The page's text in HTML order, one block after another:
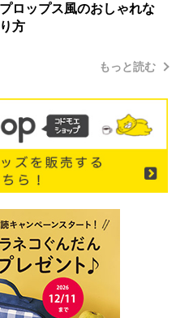
ロップス風のおしゃれな
方
もっと読む